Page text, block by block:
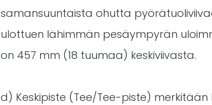
samansuuntaista ohutta
ulottuen lähimmän pesäympyrän
on 457 mm (18 tuumaa) keskiviivasta.
d) Keskipiste (Tee/Tee-piste) merkitään